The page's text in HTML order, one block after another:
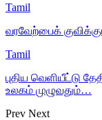
Tamil
வரவேற்பைக்
Tamil
புதிய வெளியீட்டு
உலகம் முழுவதும்…
Prev Next